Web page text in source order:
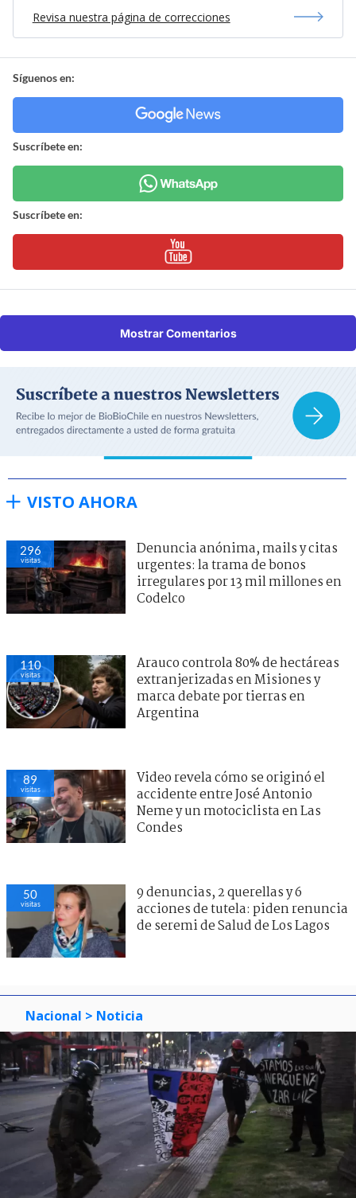
Revisa nuestra página de correcciones
Síguenos en:
Suscríbete en:
Suscríbete en:
Mostrar Comentarios
VISTO AHORA
296
visitas
Denuncia anónima, mails y citas
urgentes: la trama de bonos
irregulares por 13 mil millones en
Codelco
110
visitas
Arauco controla 80% de hectáreas
extranjerizadas en Misiones y
marca debate por tierras en
Argentina
89
visitas
Video revela cómo se originó el
accidente entre José Antonio
Neme y un motociclista en Las
Condes
50
visitas
9 denuncias, 2 querellas y 6
acciones de tutela: piden renuncia
de seremi de Salud de Los Lagos
Nacional > Noticia